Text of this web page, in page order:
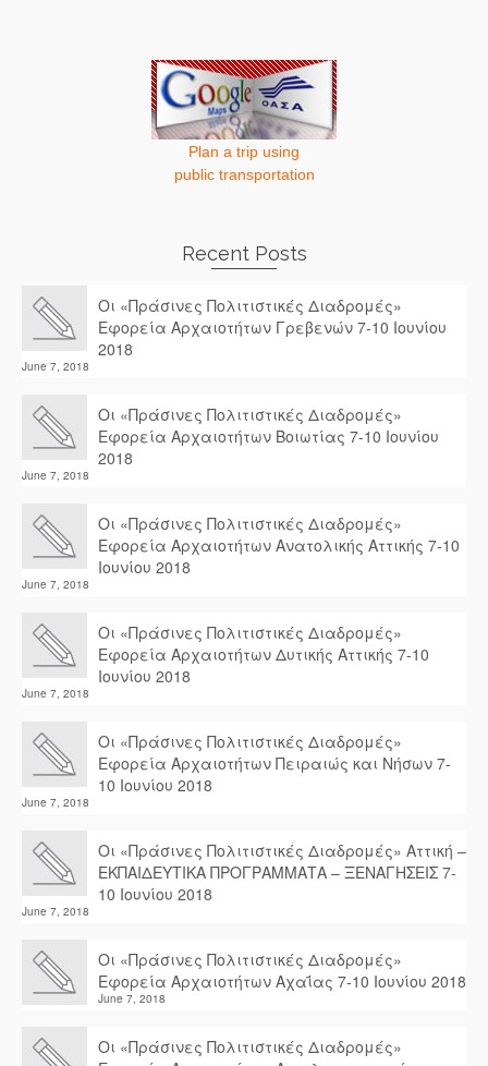
Plan a trip using
public transportation
Recent Posts
Οι «Πράσινες Πολιτιστικές Διαδρομές»
Εφορεία Αρχαιοτήτων Γρεβενών 7-10 Ιουνίου
2018
June 7, 2018
Οι «Πράσινες Πολιτιστικές Διαδρομές»
Εφορεία Αρχαιοτήτων Βοιωτίας 7-10 Ιουνίου
2018
June 7, 2018
Οι «Πράσινες Πολιτιστικές Διαδρομές»
Εφορεία Αρχαιοτήτων Ανατολικής Αττικής 7-10
Ιουνίου 2018
June 7, 2018
Οι «Πράσινες Πολιτιστικές Διαδρομές»
Εφορεία Αρχαιοτήτων Δυτικής Αττικής 7-10
Ιουνίου 2018
June 7, 2018
Οι «Πράσινες Πολιτιστικές Διαδρομές»
Εφορεία Αρχαιοτήτων Πειραιώς και Νήσων 7-
10 Ιουνίου 2018
June 7, 2018
Οι «Πράσινες Πολιτιστικές Διαδρομές» Αττική –
ΕΚΠΑΙΔΕΥΤΙΚΑ ΠΡΟΓΡΑΜΜΑΤΑ – ΞΕΝΑΓΗΣΕΙΣ 7-
10 Ιουνίου 2018
June 7, 2018
Οι «Πράσινες Πολιτιστικές Διαδρομές»
Εφορεία Αρχαιοτήτων Αχαΐας 7-10 Ιουνίου 2018
June 7, 2018
Οι «Πράσινες Πολιτιστικές Διαδρομές»